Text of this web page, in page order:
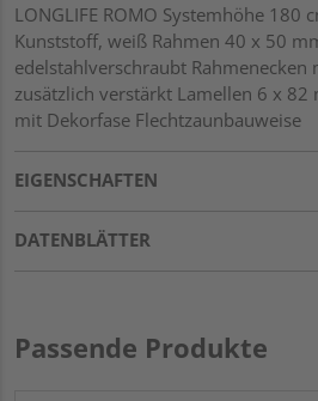
LONGLIFE ROMO Systemhöhe 180
Kunststoff, weiß Rahmen 40 x 50
edelstahlverschraubt Rahmenecken
zusätzlich verstärkt Lamellen 6 x 82
mit Dekorfase Flechtzaunbauweise
EIGENSCHAFTEN
DATENBLÄTTER
Passende Produkte